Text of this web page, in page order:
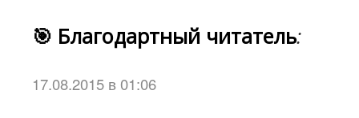
🎯 Благодартный читатель:
17.08.2015 в 01:06